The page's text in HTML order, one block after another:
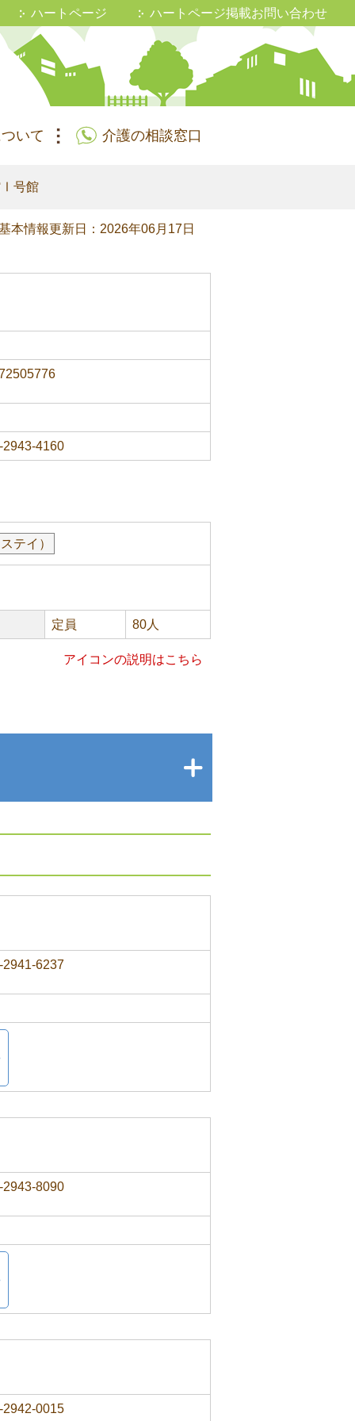
ハートページ ハートページ掲載お問い合わせ
いて 介護の相談窓口
Ⅰ号館
本情報更新日：2026年06月17日
2943-4160
テイ）
定員 80人
アイコンの説明はこちら
2941-6237
2943-8090
2942-0015